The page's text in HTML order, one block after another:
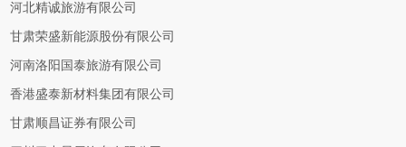
河北精诚旅游有限公司
甘肃荣盛新能源股份有限公司
河南洛阳国泰旅游有限公司
香港盛泰新材料集团有限公司
甘肃顺昌证券有限公司